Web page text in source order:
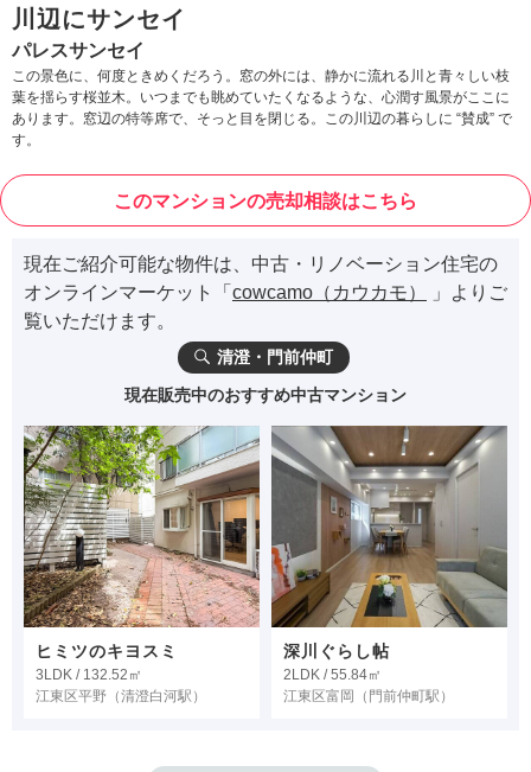
川辺にサンセイ
パレスサンセイ
この景色に、何度ときめくだろう。窓の外には、静かに流れる川と青々しい枝
葉を揺らす桜並木。いつまでも眺めていたくなるような、心潤す風景がここに
あります。窓辺の特等席で、そっと目を閉じる。この川辺の暮らしに “賛成” で
す。
このマンションの売却相談はこちら
現在ご紹介可能な物件は、中古・リノベーション住宅の
オンラインマーケット「 cowcamo（カウカモ）
」よりご
覧いただけます。
清澄・門前仲町
現在販売中のおすすめ中古マンション
ヒミツのキヨスミ
3LDK / 132.52㎡
江東区平野 （清澄白河駅）
深川ぐらし帖
2LDK / 55.84㎡
江東区富岡
（門前仲町駅）